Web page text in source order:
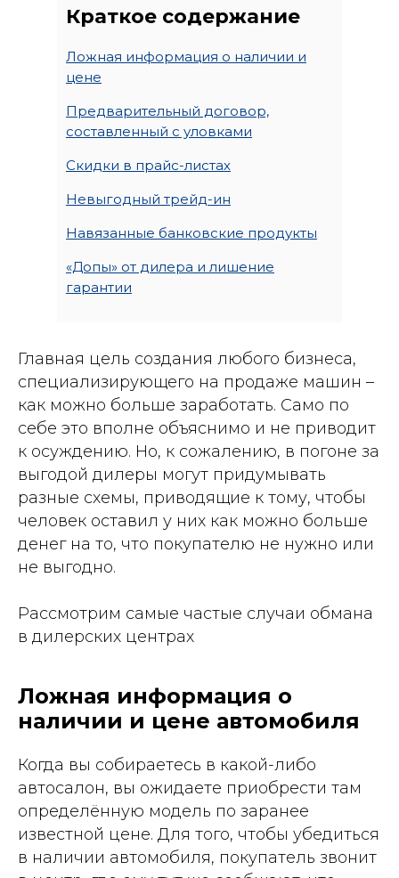
Краткое содержание
Ложная информация о наличии и
цене
Предварительный договор,
составленный с уловками
Скидки в прайс-листах
Невыгодный трейд-ин
Навязанные банковские продукты
«Допы» от дилера и лишение
гарантии
Главная цель создания любого бизнеса,
специализирующего на продаже машин –
как можно больше заработать. Само по
себе это вполне объяснимо и не приводит
к осуждению. Но, к сожалению, в погоне за
выгодой дилеры могут придумывать
разные схемы, приводящие к тому, чтобы
человек оставил у них как можно больше
денег на то, что покупателю не нужно или
не выгодно.
Рассмотрим самые частые случаи обмана
в дилерских центрах
Ложная информация о
наличии и цене автомобиля
Когда вы собираетесь в какой-либо
автосалон, вы ожидаете приобрести там
определённую модель по заранее
известной цене. Для того, чтобы убедиться
в наличии автомобиля, покупатель звонит